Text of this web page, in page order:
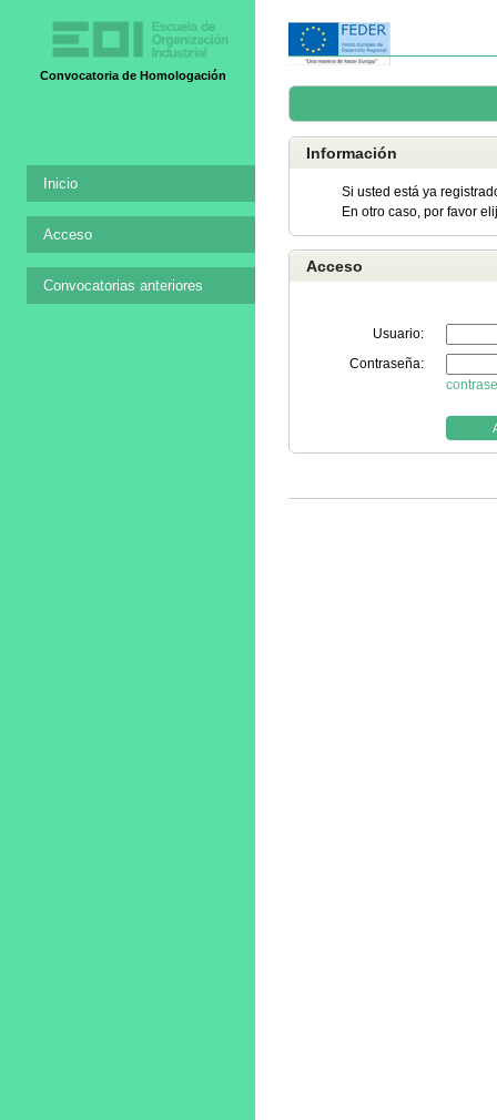
Convocatoria de Homologación
Inicio
Acceso
Convocatorias anteriores
Información
Si usted está ya
En otro caso, por favor
Acceso
Usuario:
Contraseña: